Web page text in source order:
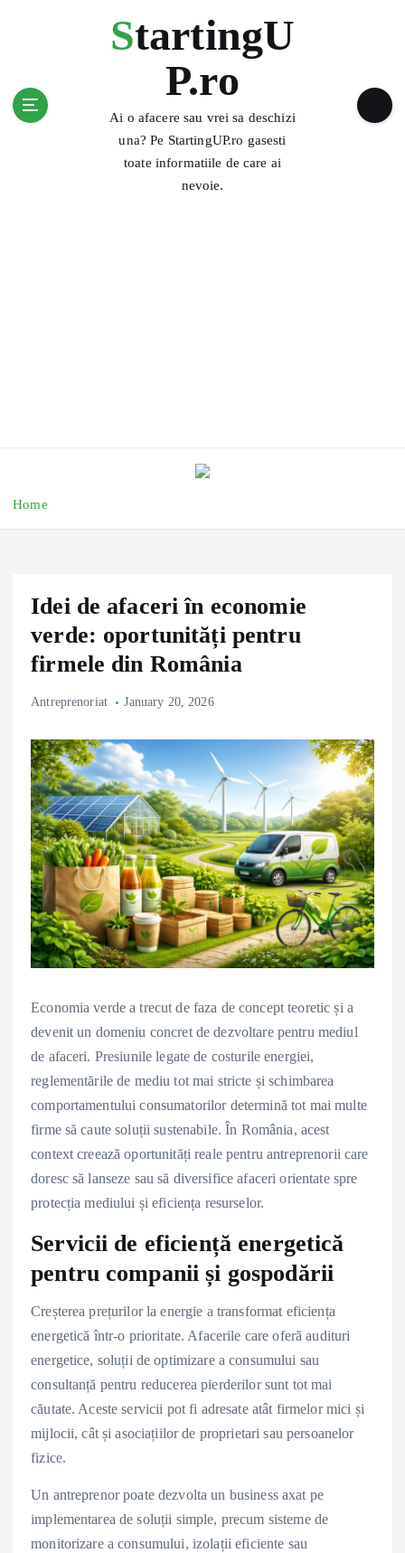
StartingU
P.ro
Ai o afacere sau vrei sa deschizi
una? Pe StartingUP.ro gasesti
toate informatiile de care ai
nevoie.
Home
Idei de afaceri în economie
verde: oportunități pentru
firmele din România
Antreprenoriat January 20, 2026
Economia verde a trecut de faza de concept teoretic și a
devenit un domeniu concret de dezvoltare pentru mediul
de afaceri. Presiunile legate de costurile energiei,
reglementările de mediu tot mai stricte și schimbarea
comportamentului consumatorilor determină tot mai multe
firme să caute soluții sustenabile. În România, acest
context creează oportunități reale pentru antreprenorii care
doresc să lanseze sau să diversifice afaceri orientate spre
protecția mediului și eficiența resurselor.
Servicii de eficiență energetică
pentru companii și gospodării
Creșterea prețurilor la energie a transformat eficiența
energetică într-o prioritate. Afacerile care oferă audituri
energetice, soluții de optimizare a consumului sau
consultanță pentru reducerea pierderilor sunt tot mai
căutate. Aceste servicii pot fi adresate atât firmelor mici și
mijlocii, cât și asociațiilor de proprietari sau persoanelor
fizice.
Un antreprenor poate dezvolta un business axat pe
implementarea de soluții simple, precum sisteme de
monitorizare a consumului, izolații eficiente sau